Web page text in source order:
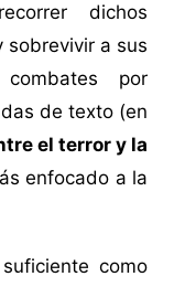
dichos
sobrevivir a sus
por
de texto (en
el terror y la
enfocado a la
como